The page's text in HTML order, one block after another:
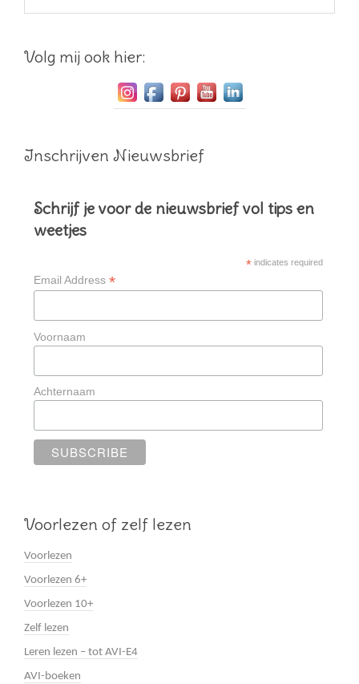
Volg mij ook hier:
Inschrijven Nieuwsbrief
Schrijf je voor de nieuwsbrief vol tips en
weetjes
*indicates required
Email Address *
Voornaam
Achternaam
Voorlezen of zelf lezen
Voorlezen
Voorlezen 6+
Voorlezen 10+
Zelf lezen
Leren lezen – tot AVI-E4
AVI-boeken